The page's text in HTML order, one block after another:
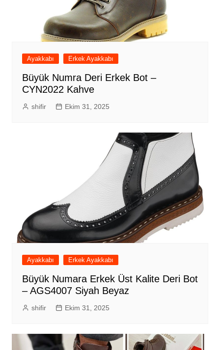
Ayakkabı Erkek Ayakkabı
Büyük Numra Deri Erkek Bot –
CYN2022 Kahve
shifir Ekim 31, 2025
Ayakkabı Erkek Ayakkabı
Büyük Numara Erkek Üst Kalite Deri Bot
– AGS4007 Siyah Beyaz
shifir Ekim 31, 2025